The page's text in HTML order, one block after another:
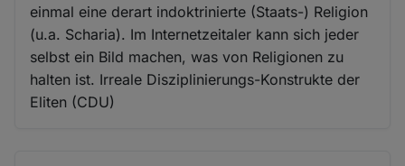
einmal eine derart indoktrinierte (Staats-) Religion
(u.a. Scharia). Im Internetzeitaler kann sich jeder
selbst ein Bild machen, was von Religionen zu
halten ist. Irreale Disziplinierungs-Konstrukte der
Eliten (CDU)